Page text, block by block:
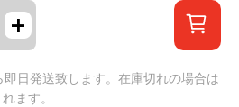
+
日発送致します。在庫切れの場合は
ます。